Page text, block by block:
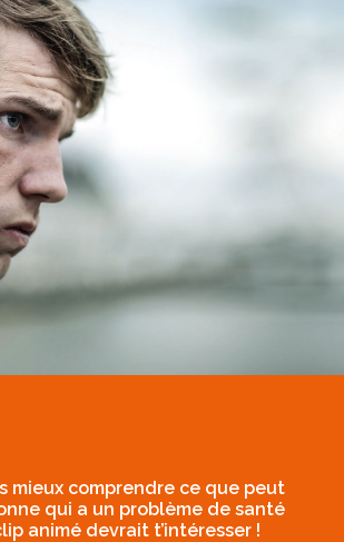
mieux comprendre ce que peut
qui a un problème de santé
animé devrait t’intéresser !